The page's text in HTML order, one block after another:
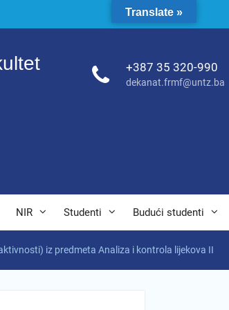
+387 35 320-990
dekanat.frmf@untz.ba
NIR Studenti Budući studenti
iz predmeta Analiza i kontrola lijekova II
Translate »